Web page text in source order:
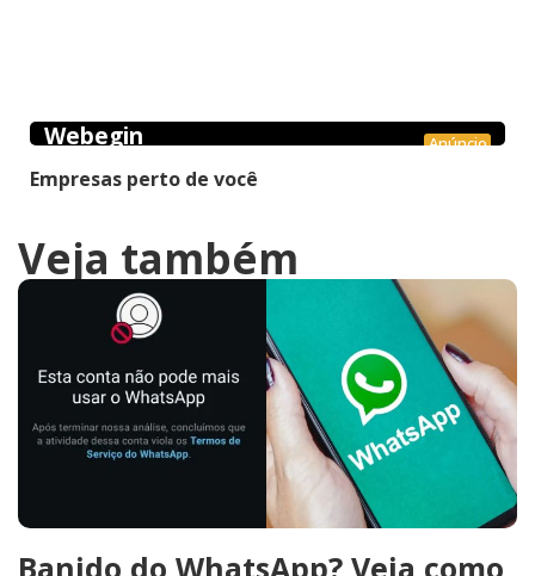
Anúncio
Webegin
Empresas perto de você
Veja também
Banido do WhatsApp? Veja como